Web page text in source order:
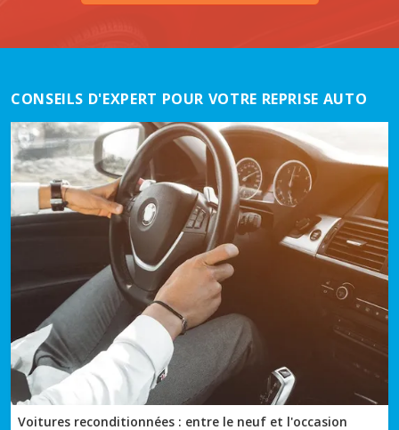
CONSEILS D'EXPERT POUR VOTRE REPRISE AUTO
Voitures reconditionnées : entre le neuf et l'occasion